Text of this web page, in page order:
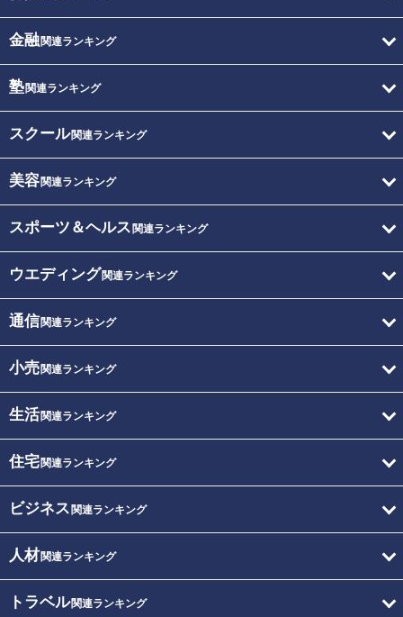
金融関連ランキング
塾関連ランキング
スクール関連ランキング
美容関連ランキング
スポーツ＆ヘルス 関連ランキング
ウエディング関連ランキング
通信関連ランキング
小売関連ランキング
生活関連ランキング
住宅関連ランキング
ビジネス 関連ランキング
人材関連ランキング
トラベル関連ランキング